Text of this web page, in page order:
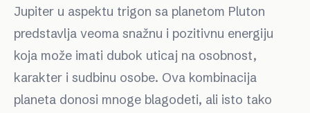
Jupiter u aspektu trigon sa planetom Pluton
predstavlja veoma snažnu i pozitivnu energiju
koja može imati dubok uticaj na osobnost,
karakter i sudbinu osobe. Ova kombinacija
planeta donosi mnoge blagodeti, ali isto tako